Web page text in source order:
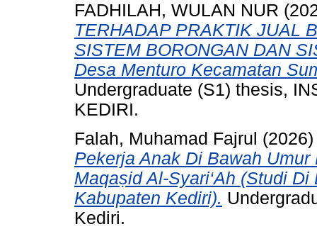
FADHILAH, WULAN NUR
TERHADAP PRAKTIK JUAL
SISTEM BORONGAN DAN
Desa Menturo Kecamatan
Undergraduate (S1) thesis,
KEDIRI.
Falah, Muhamad Fajrul
Pekerja Anak Di Bawah
Maqaṣid Al-Syari‘Ah (Studi
Kabupaten Kediri).
Kediri.